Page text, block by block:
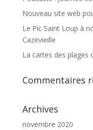
Nouveau site web
Le Pic Saint Loup à
Cazevieille
La cartes des plages
Commentaires
Archives
novembre 2020